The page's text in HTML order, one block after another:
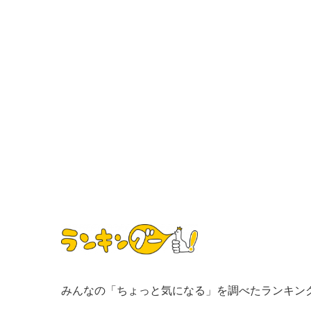
みんなの「ちょっと気になる」を調べたランキン